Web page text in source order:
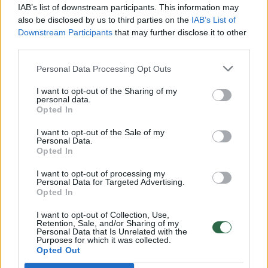
IAB’s list of downstream participants. This information may
also be disclosed by us to third parties on the IAB’s List of
Downstream Participants that may further disclose it to other
Personal Data Processing Opt Outs
I want to opt-out of the Sharing of my
personal data.
Opted In
I want to opt-out of the Sale of my
Personal Data.
Opted In
I want to opt-out of processing my
Personal Data for Targeted Advertising.
Opted In
I want to opt-out of Collection, Use,
Retention, Sale, and/or Sharing of my
Personal Data that Is Unrelated with the
Purposes for which it was collected.
Opted Out
Vaizdai iš tragiškos avarijos Vilniaus r.: dviejų moterų ir
vaiko gyvybių išgelbėti nepavyko
32 laipsnių šilumos
Žinios
Nufilmavo, kaip patvino Vilniaus Vakarinis aplinkkelis:
vaizdas pribloškia
Žinios | Lietuvos diena
00:00:55
Avarija Vilniuje: į stotelę įsirėžęs automobilis sužalojo
dvi moteris